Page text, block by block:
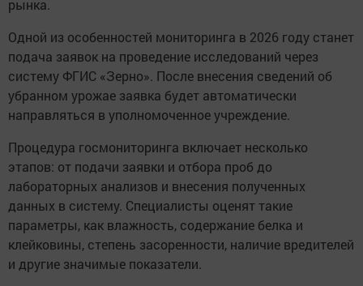
рынка.
Одной из особенностей мониторинга в 2026 году станет
подача заявок на проведение исследований через
систему ФГИС «Зерно». После внесения сведений об
убранном урожае заявка будет автоматически
направляться в уполномоченное учреждение.
Процедура госмониторинга включает несколько
этапов: от подачи заявки и отбора проб до
лабораторных анализов и внесения полученных
данных в систему. Специалисты оценят такие
параметры, как влажность, содержание белка и
клейковины, степень засоренности, наличие вредителей
и другие значимые показатели.